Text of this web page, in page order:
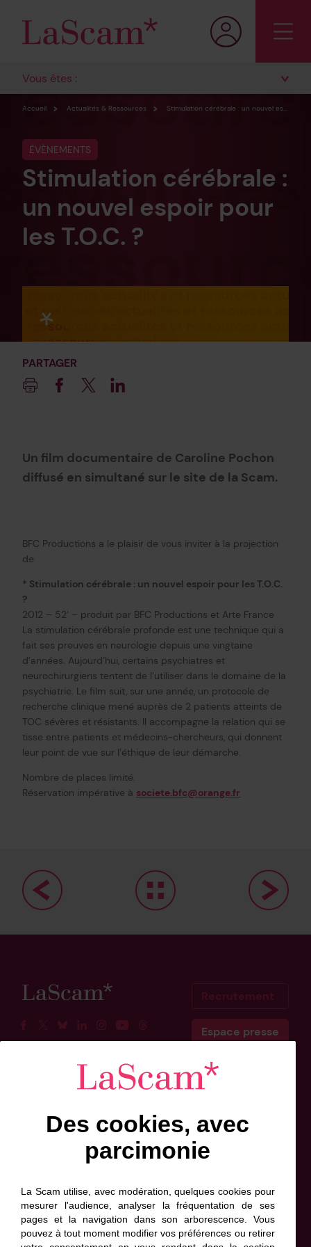
Vous êtes :
Accueil Actualités & Ressources Stimulation cérébrale : un nouvel espoir pour les T.O.C. ?
ÉVÈNEMENTS
Stimulation cérébrale :
un nouvel espoir pour
les T.O.C. ?
PARTAGER
Un film documentaire de Caroline Pochon
diffusé en simultané sur le site de la Scam.
BFC Productions a le plaisir de vous inviter à la projection
de
* Stimulation cérébrale : un nouvel espoir pour les T.O.C.
?
2012 – 52’ – produit par BFC Productions et Arte France
La stimulation cérébrale profonde est une technique qui a
fait ses preuves en neurologie depuis une vingtaine
d’années. Aujourd’hui, certains psychiatres et
neurochirurgiens tentent de l’utiliser dans le domaine de la
psychiatrie. Le film suit, sur une année, un protocole de
recherche clinique mené auprès de 2 patients atteints de
TOC sévères et résistants. Il accompagne la relation qui se
tisse entre patients et médecins-chercheurs, qui donnent
leur point de vue sur l’éthique de leur démarche.
Nombre de places limité.
Réservation impérative à societe.bfc@orange.fr
Scam Canada
Recrutement
Espace presse
Inscrivez-vous à l'info-lettre
contact
*
*
J'accepte que ces informations soient exploitées
par la Scam, conformément à sa politique de
Des cookies, avec
parcimonie
La Scam utilise, avec modération, quelques cookies pour
mesurer l'audience, analyser la fréquentation de ses
pages et la navigation dans son arborescence. Vous
pouvez à tout moment modifier vos préférences ou retirer